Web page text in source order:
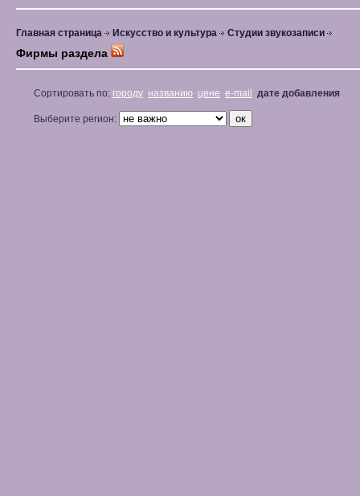
Главная страница Искусство и культура Студии звукозаписи
Фирмы раздела
Сортировать по: городу названию цене e-mail дате добавления
Выберите регион: